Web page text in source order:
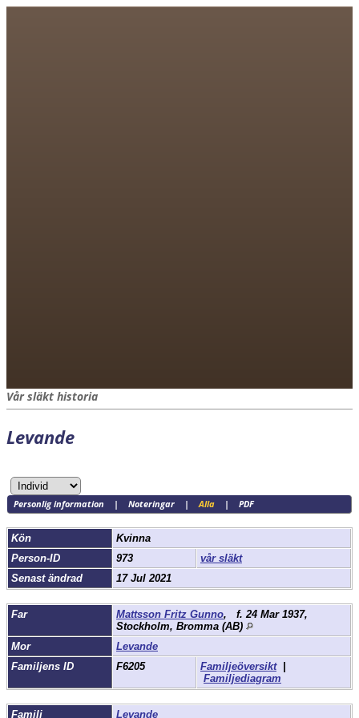
Vår släkt historia
Levande
Personlig information | Noteringar|Alla| PDF
Kön
Kvinna
Person-ID
973
vår släkt
Senast ändrad
17 Jul 2021
Far Mattsson Fritz Gunno, f. 24 Mar 1937,
Stockholm, Bromma (AB)
Mor
Levande
Familjens ID
F6205 Familjeöversikt|
Familjediagram
Familj Levande